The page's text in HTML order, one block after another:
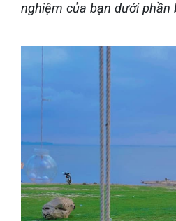
nghiệm của bạn dưới phần